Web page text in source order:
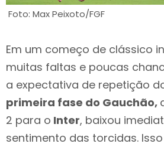
Foto: Max Peixoto/FGF
Em um começo de clássico
muitas faltas e poucas
a expectativa de repetição
primeira fase do Gauchão,
2 para o Inter, baixou
sentimento das torcidas.